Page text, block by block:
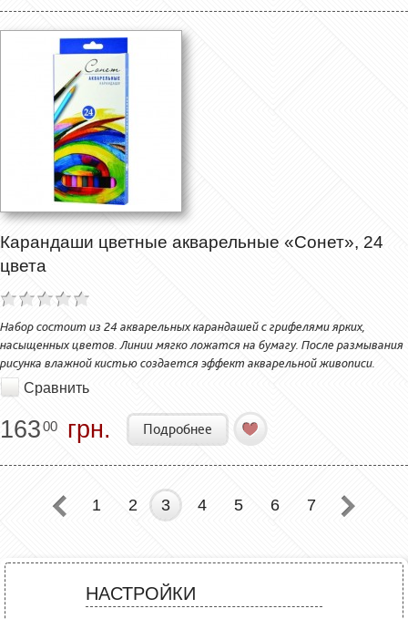
Карандаши цветные акварельные «Сонет», 24
цвета
Набор состоит из 24 акварельных карандашей с грифелями ярких,
насыщенных цветов. Линии мягко ложатся на бумагу. После размывания
рисунка влажной кистью создается эффект акварельной живописи.
Сравнить
16300 грн. Подробнее
1 2 3 4 5 6 7
НАСТРОЙКИ